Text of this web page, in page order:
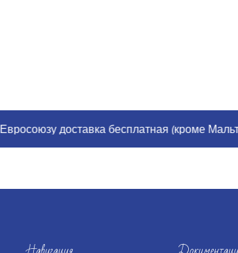
доставка бесплатная (кроме Мальты,